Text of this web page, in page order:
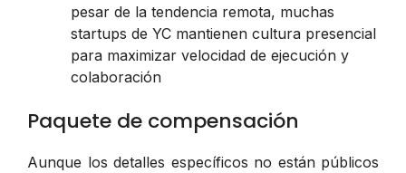
pesar de la tendencia remota, muchas
startups de YC mantienen cultura presencial
para maximizar velocidad de ejecución y
colaboración
Paquete de compensación
Aunque los detalles específicos no están públicos